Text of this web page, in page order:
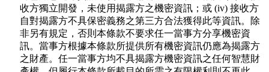
收方獨立開發，未使用揭露方之機密資訊；或 (iv) 接收方
自對揭露方不具保密義務之第三方合法獲得此等資訊。除
非另有規定，否則本條款不要求任一當事方分享機密資
訊。當事方根據本條款所提供所有機密資訊仍應為揭露方
之財產。任一當事方均不具揭露方機密資訊之任何智慧財